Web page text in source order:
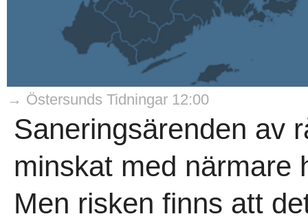
→ Östersunds Tidningar 12:00
Saneringsärenden av
minskat med närmare
Men risken finns att